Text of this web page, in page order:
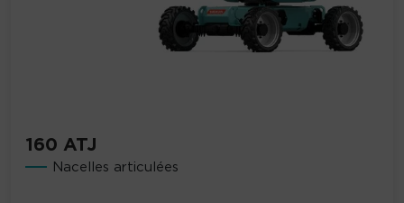
160 ATJ
Nacelles articulées